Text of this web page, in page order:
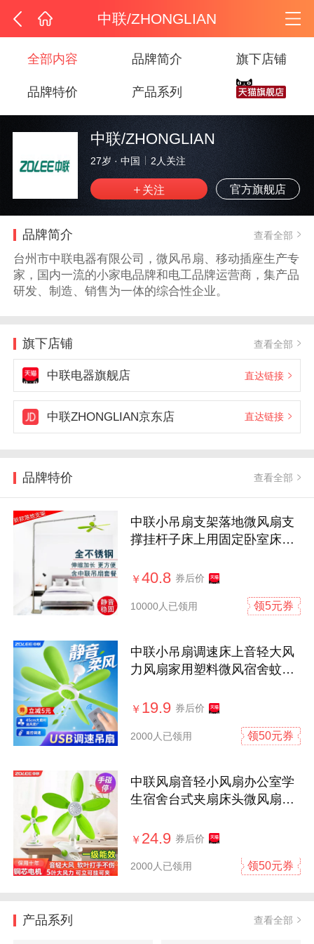
中联/ZHONGLIAN
全部内容 品牌简介 旗下店铺
品牌特价 产品系列
中联/ZHONGLIAN
27岁 · 中国 2 人关注
官方旗舰店
品牌简介 查看全部
台州市中联电器有限公司，微风吊扇、移动插座生产专
家，国内一流的小家电品牌和电工品牌运营商，集产品
研发、制造、销售为一体的综合性企业。
旗下店铺 查看全部
中联电器旗舰店 直达链接
中联ZHONGLIAN京东店 直达链接
品牌特价 查看全部
中联小吊扇支架落地微风扇支
撑挂杆子床上用固定卧室床头
￥40.8 券后价
10000人已领用 领5元券
中联小吊扇调速床上音轻大风
力风扇家用塑料微风宿舍蚊帐
￥ 19.9 券后价
2000人已领用 领50元券
中联风扇音轻小风扇办公室学
生宿舍台式夹扇床头微风扇迷
￥ 24.9 券后价
2000人已领用 领50元券
产品系列 查看全部